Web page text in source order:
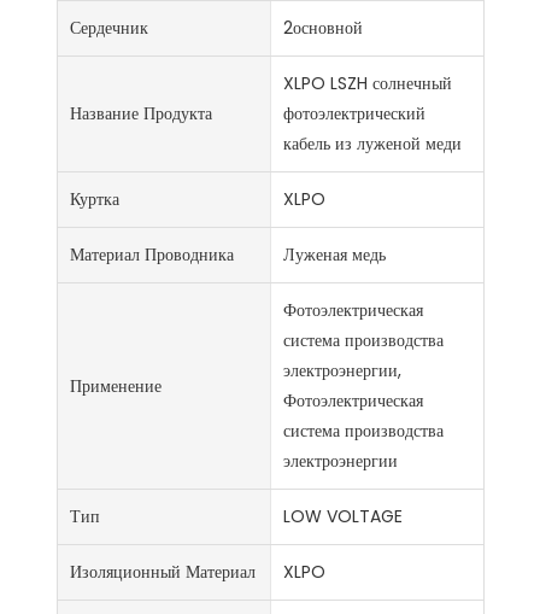
Сердечник 2основной
Название Продукта
XLPO LSZH солнечный
фотоэлектрический
кабель из луженой меди
Куртка XLPO
Материал Проводника Луженая медь
Применение
Фотоэлектрическая
система производства
электроэнергии,
Фотоэлектрическая
система производства
электроэнергии
Тип LOW VOLTAGE
Изоляционный Материал XLPO